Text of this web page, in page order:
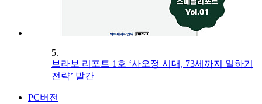
5.
브라보 리포트 1호 ‘사오정 시대, 73세까지 일하기
전략’ 발간
PC버전